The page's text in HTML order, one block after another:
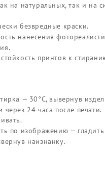
на натуральных, так и на
безвредные краски.
нанесения
принтов к
— 30°С, вывернув
через 24 часа после печати.
по изображению —
наизнанку.